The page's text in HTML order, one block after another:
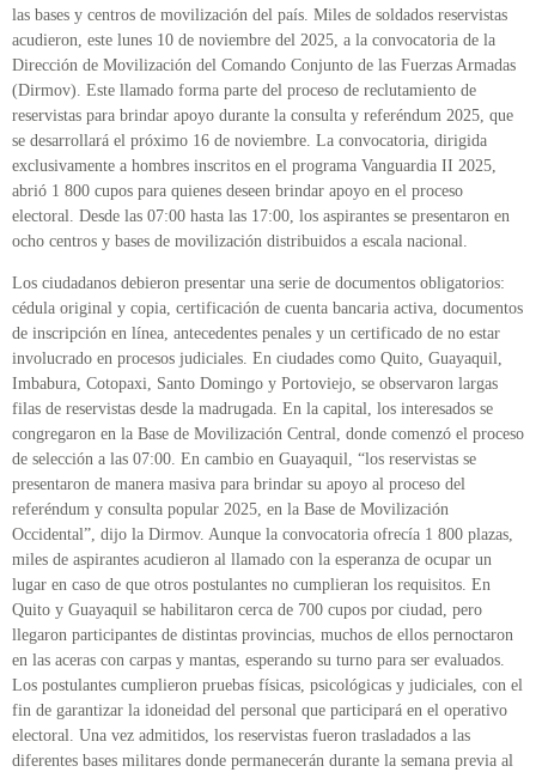
las bases y centros de movilización del país. Miles de soldados reservistas
acudieron, este lunes 10 de noviembre del 2025, a la convocatoria de la
Dirección de Movilización del Comando Conjunto de las Fuerzas Armadas
(Dirmov). Este llamado forma parte del proceso de reclutamiento de
reservistas para brindar apoyo durante la consulta y referéndum 2025, que
se desarrollará el próximo 16 de noviembre. La convocatoria, dirigida
exclusivamente a hombres inscritos en el programa Vanguardia II 2025,
abrió 1 800 cupos para quienes deseen brindar apoyo en el proceso
electoral. Desde las 07:00 hasta las 17:00, los aspirantes se presentaron en
ocho centros y bases de movilización distribuidos a escala nacional.
Los ciudadanos debieron presentar una serie de documentos obligatorios:
cédula original y copia, certificación de cuenta bancaria activa, documentos
de inscripción en línea, antecedentes penales y un certificado de no estar
involucrado en procesos judiciales. En ciudades como Quito, Guayaquil,
Imbabura, Cotopaxi, Santo Domingo y Portoviejo, se observaron largas
filas de reservistas desde la madrugada. En la capital, los interesados se
congregaron en la Base de Movilización Central, donde comenzó el proceso
de selección a las 07:00. En cambio en Guayaquil, “los reservistas se
presentaron de manera masiva para brindar su apoyo al proceso del
referéndum y consulta popular 2025, en la Base de Movilización
Occidental”, dijo la Dirmov. Aunque la convocatoria ofrecía 1 800 plazas,
miles de aspirantes acudieron al llamado con la esperanza de ocupar un
lugar en caso de que otros postulantes no cumplieran los requisitos. En
Quito y Guayaquil se habilitaron cerca de 700 cupos por ciudad, pero
llegaron participantes de distintas provincias, muchos de ellos pernoctaron
en las aceras con carpas y mantas, esperando su turno para ser evaluados.
Los postulantes cumplieron pruebas físicas, psicológicas y judiciales, con el
fin de garantizar la idoneidad del personal que participará en el operativo
electoral. Una vez admitidos, los reservistas fueron trasladados a las
diferentes bases militares donde permanecerán durante la semana previa al